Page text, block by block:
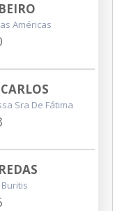
Américas
Sra De Fátima